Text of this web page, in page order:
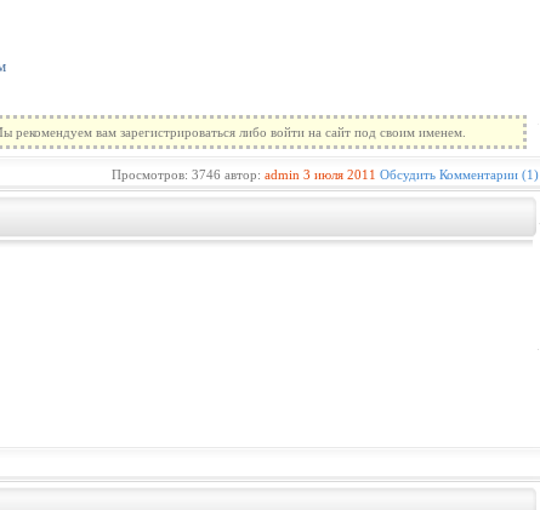
рекомендуем вам зарегистрироваться либо войти на сайт под своим именем.
Просмотров: 3746 автор: admin 3 июля 2011 Обсудить Комментарии (1)